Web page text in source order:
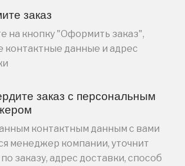
заказ
на кнопку "Оформить заказ",
контактные данные и адрес
заказ с персональным
контактным данным с вами
менеджер компании, уточнит
заказу, адрес доставки, способ